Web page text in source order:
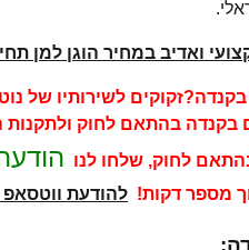
ואדיב במחיר הוגן למן
בקנדה?זקוקים לשירותיו של
בקנדה בהתאם לחוק ולתקנות
בהתאם לחוק, שלחו לנו
מספר דקות! להודעת